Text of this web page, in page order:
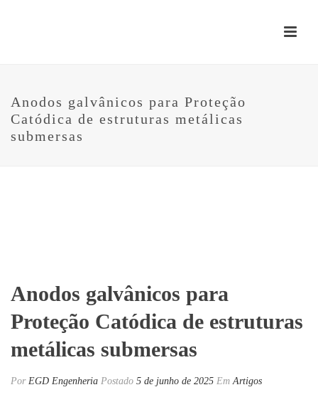
Anodos galvânicos para Proteção
Catódica de estruturas metálicas
submersas
Anodos galvânicos para
Proteção Catódica de estruturas
metálicas submersas
Por EGD Engenheria Postado 5 de junho de 2025 EmArtigos